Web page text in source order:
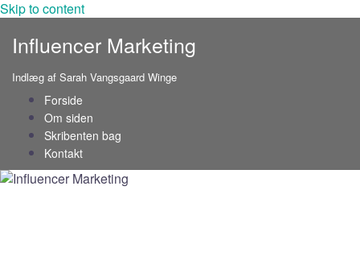
Skip to content
Influencer Marketing
Indlæg af Sarah Vangsgaard Winge
Forside
Om siden
Skribenten bag
Kontakt